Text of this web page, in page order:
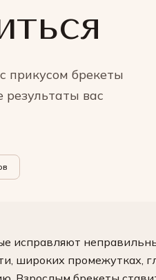
прикусом брекеты
результаты вас
исправляют
широких промежутках,